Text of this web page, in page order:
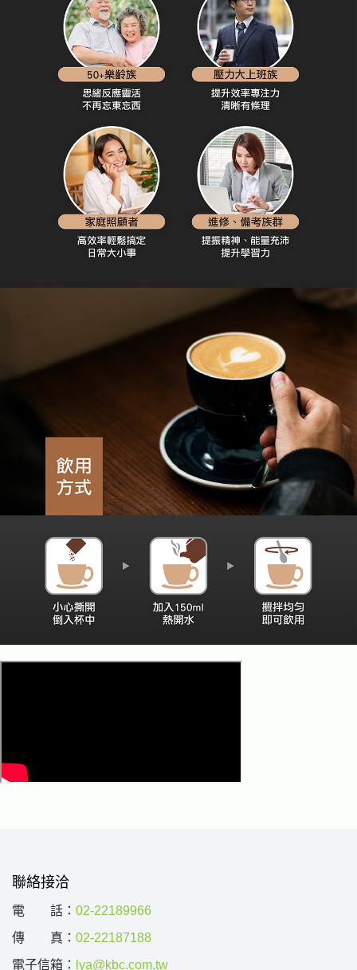
聯絡接洽
電 話： 02-22189966
傳 真： 02-22187188
電子信箱：
lya@kbc.com.tw